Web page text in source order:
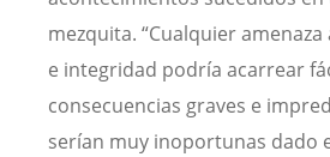
mezquita. “Cualquier
e integridad podría acarrear
consecuencias graves e
serían muy inoportunas dado